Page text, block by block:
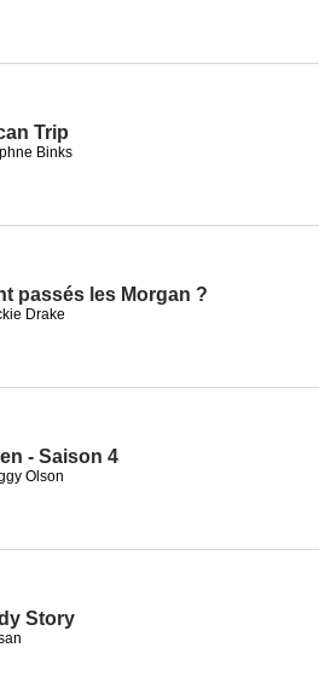
Trip
Binks
passés les Morgan ?
Drake
- Saison 4
Olson
Story